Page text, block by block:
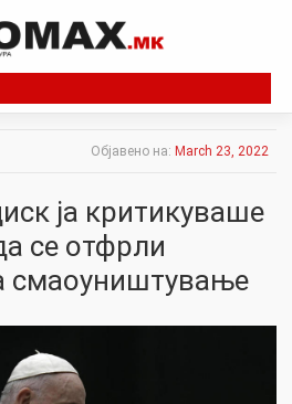
Објавено на: March 23, 2022
ја критикуваше
се отфрли
смаоуништување